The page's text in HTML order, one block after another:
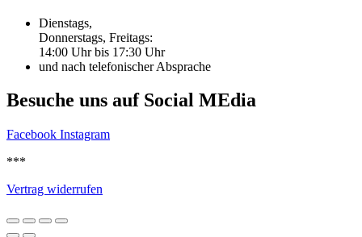
Dienstags,
Donnerstags, Freitags:
14:00 Uhr bis 17:30 Uhr
und nach telefonischer Absprache
Besuche uns auf Social MEdia
Facebook Instagram
***
Vertrag widerrufen